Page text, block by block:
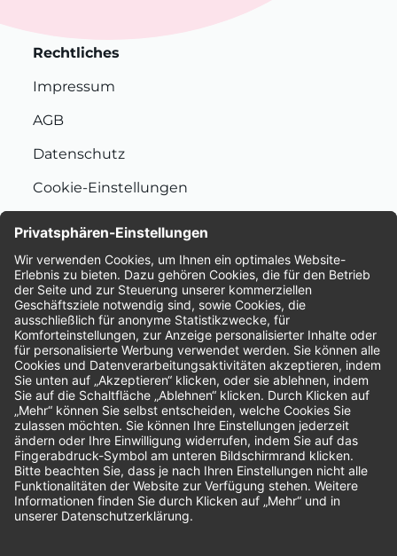
Rechtliches
Impressum
AGB
Datenschutz
Cookie-Einstellungen
Bewertungen